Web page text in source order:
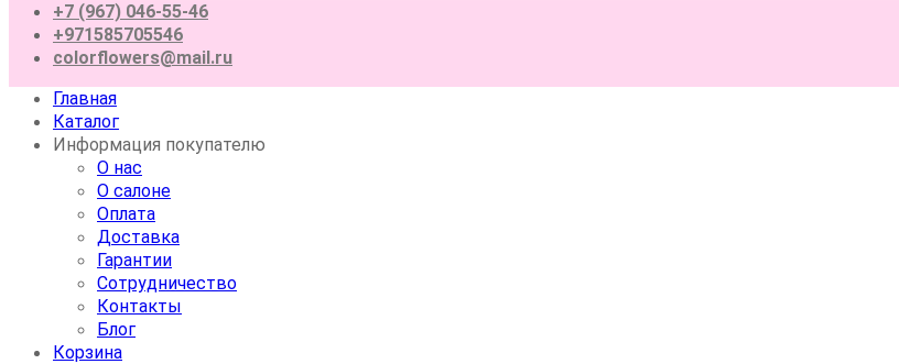
+7 (967) 046-55-46
+971585705546
colorflowers@mail.ru
Главная
Каталог
Информация покупателю
О нас
О салоне
Оплата
Доставка
Гарантии
Сотрудничество
Контакты
Блог
Корзина